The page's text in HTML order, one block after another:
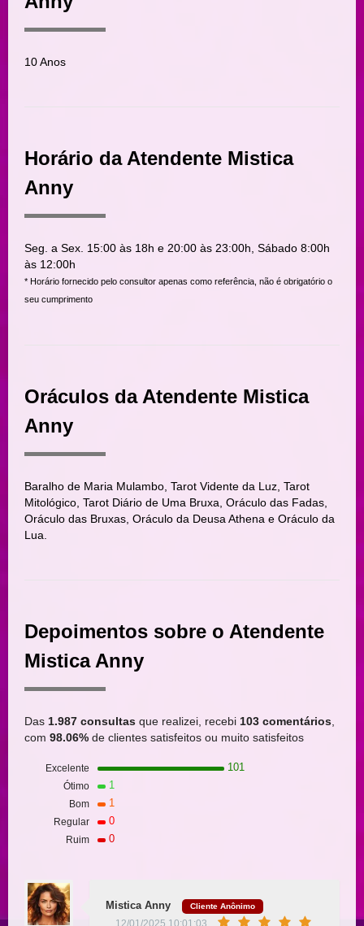
10 Anos
Horário da Atendente Mistica
Anny
Seg. a Sex. 15:00 às 18h e 20:00 às 23:00h, Sábado 8:00h
às 12:00h
* Horário fornecido pelo consultor apenas como referência, não é obrigatório o
seu cumprimento
Oráculos da Atendente Mistica
Anny
Baralho de Maria Mulambo, Tarot Vidente da Luz, Tarot
Mitológico, Tarot Diário de Uma Bruxa, Oráculo das Fadas,
Oráculo das Bruxas, Oráculo da Deusa Athena e Oráculo da
Lua.
Depoimentos sobre o Atendente
Mistica Anny
Das 1.987 consultas que realizei, recebi 103 comentários
com 98.06% de clientes satisfeitos ou muito satisfeitos
Excelente 101
Ótimo 1
Bom 1
Regular 0
Ruim 0
Mistica Anny Cliente Anônimo
12/01/2025 10:01:03